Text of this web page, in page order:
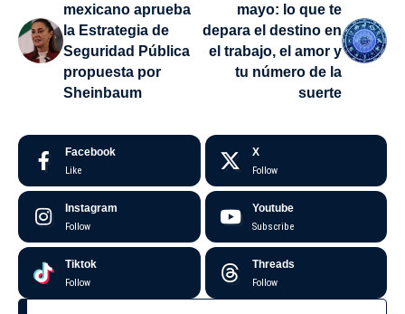
mexicano aprueba
la Estrategia de
Seguridad Pública
propuesta por
Sheinbaum
mayo: lo que te
depara el destino en
el trabajo, el amor y
tu número de la
suerte
Facebook
Like
X
Follow
Instagram
Follow
Youtube
Subscribe
Tiktok
Follow
Threads
Follow